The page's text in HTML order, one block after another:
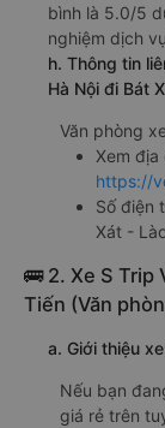
bình là 5.0/5
nghiệm dịch
h. Thông tin
Hà Nội đi Bát
Văn phòng
Xem
https://
Số điện
Xát -
🚌 2. Xe S Trip
Tiến (Văn
a. Giới thiệu
Nếu bạn
giá rẻ trên